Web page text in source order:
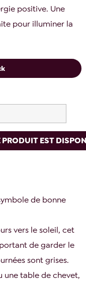
positive. Une
pour illuminer la
EST
de bonne
vers le soleil, cet
de garder le
sont grises.
une table de chevet,